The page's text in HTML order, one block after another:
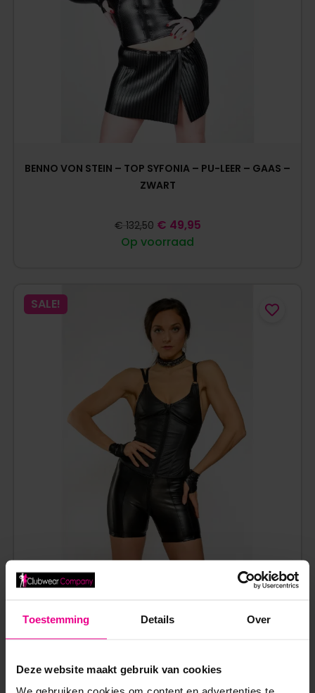
Toestemming Details Over
Deze website maakt gebruik van cookies
BENNO VON STEIN – TOP SYFONIA – PU-LEER – GAAS –
ZWART
Op voorraad
€ 132,50 € 49,95
SALE!